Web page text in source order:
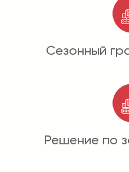
Сезонный
Решение по